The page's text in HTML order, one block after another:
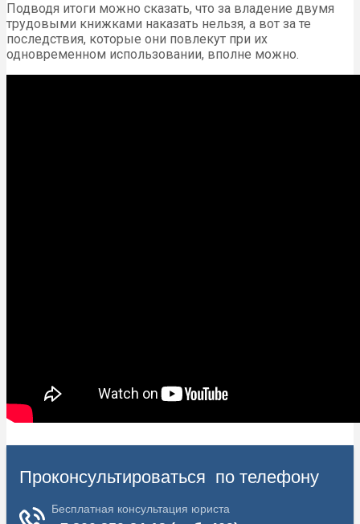
Подводя итоги можно сказать, что за владение двумя
трудовыми книжками наказать нельзя, а вот за те
последствия, которые они повлекут при их
одновременном использовании, вполне можно.